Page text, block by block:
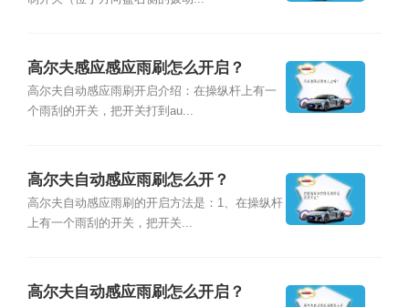
高尔夫感应感应雨刷怎么开启？
高尔夫自动感应雨刷开启介绍：在操纵杆上有一
个雨刮的开关，把开关打到au...
高尔夫自动感应雨刷怎么开？
高尔夫自动感应雨刷的开启方法是：1、在操纵杆
上有一个雨刮的开关，把开关...
高尔夫自动感应雨刷怎么开启？